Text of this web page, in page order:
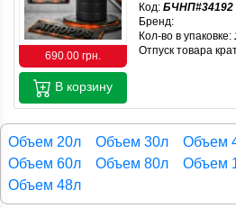
690.00 грн.
Код: БЧНП#34192
Бренд:
Кол-во в упаковке:
Отпуск товара
В корзину
Объем 20л Объем 30л Объем
Объем 60л
Объем 80л Объем
Объем 48л